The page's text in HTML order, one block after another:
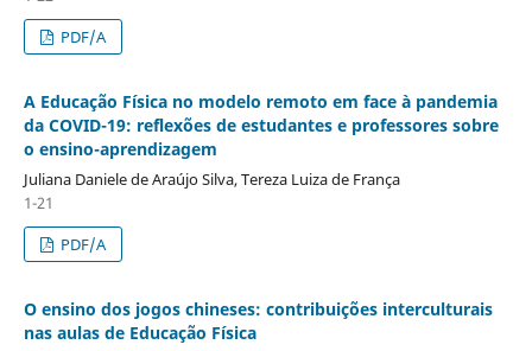
PDF/A
A Educação Física no modelo remoto em face à pandemia
da COVID-19: reflexões de estudantes e professores sobre
o ensino-aprendizagem
Juliana Daniele de Araújo Silva, Tereza Luiza de França
1-21
PDF/A
O ensino dos jogos chineses: contribuições interculturais
nas aulas de Educação Física